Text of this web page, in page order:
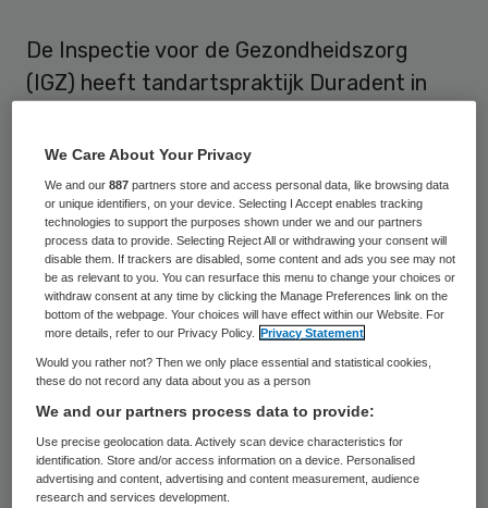
De Inspectie voor de Gezondheidszorg
(IGZ) heeft tandartspraktijk Duradent in
opgelegd. Het is de tweede keer dat de IGZ
optreedt bij deze praktijk die eerder
‘boorde’ onder de naam Maximakliniek. De
‘tandarts’ is niet bevoegd tot het uitvoeren
van tandheelkundige behandelingen.
Tweede sluitingsbevel
Duradent voldoet niet aan de voorwaarden
voor verantwoorde zorg, zo bleek bij een
onaangekondigd bezoek op 11 mei 2010. Een
basisarts deed zich voor als tandarts. De
We Care About Your Privacy
We and our887 partners store and access personal data, like browsing data
or unique identifiers, on your device. Selecting I Accept enables tracking
technologies to support the purposes shown under we and our partners
process data to provide. Selecting Reject All or withdrawing your consent will
disable them. If trackers are disabled, some content and ads you see may not
be as relevant to you. You can resurface this menu to change your choices or
withdraw consent at any time by clicking the Manage Preferences link on the
bottom of the webpage. Your choices will have effect within our Website. For
more details, refer to our Privacy Policy.
Privacy Statement
Would you rather not? Then we only place essential and statistical cookies,
these do not record any data about you as a person
We and our partners process data to provide:
Use precise geolocation data. Actively scan device characteristics for
identification. Store and/or access information on a device. Personalised
advertising and content, advertising and content measurement, audience
research and services development.